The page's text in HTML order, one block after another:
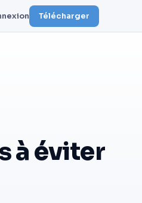
Télécharger
à éviter